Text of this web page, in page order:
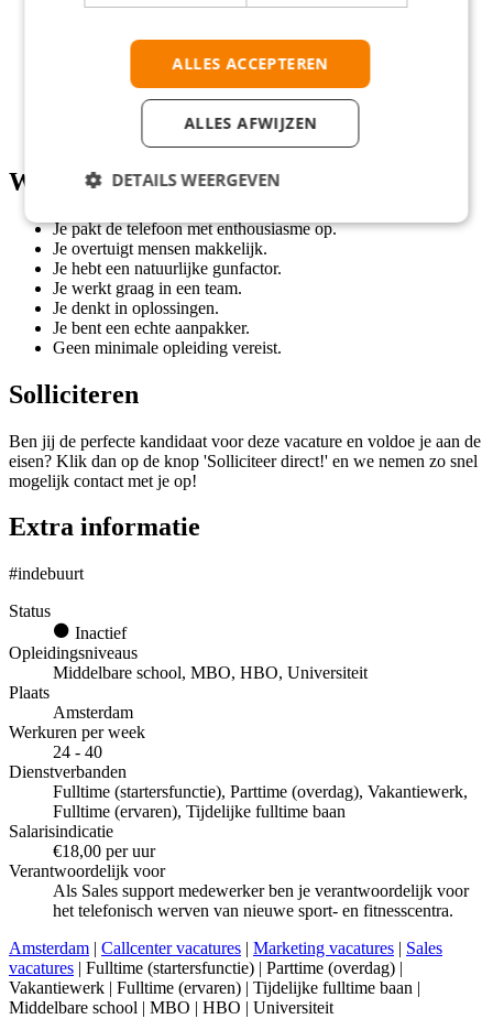
Maak direct impact op dit groeiende platform.
Werk in een energiek, hecht team.
Korte lijnen en ruimte voor eigen inbreng.
Een superleuke, intense werkperiode.
Ideaal gelegen kantoor naast station Spaklerweg.
Draag bij aan de vitaliteit van Nederland
Wat wij vragen
Je pakt de telefoon met enthousiasme op.
Je overtuigt mensen makkelijk.
Je hebt een natuurlijke gunfactor.
Je werkt graag in een team.
Je denkt in oplossingen.
Je bent een echte aanpakker.
Geen minimale opleiding vereist.
Solliciteren
Ben jij de perfecte kandidaat voor deze vacature en voldoe je aan de
eisen? Klik dan op de knop 'Solliciteer direct!' en we nemen zo snel
mogelijk contact met je op!
Extra informatie
#indebuurt
Status
Inactief
Opleidingsniveaus
Middelbare school, MBO, HBO, Universiteit
Plaats
Amsterdam
Werkuren per week
24 - 40
Dienstverbanden
Fulltime (startersfunctie), Parttime (overdag), Vakantiewerk,
Fulltime (ervaren), Tijdelijke fulltime baan
Salarisindicatie
€18,00 per uur
Verantwoordelijk voor
Als Sales support medewerker ben je verantwoordelijk voor
het telefonisch werven van nieuwe sport- en fitnesscentra.
Amsterdam | Callcenter vacatures | Marketing vacatures | Sales
vacatures | Fulltime (startersfunctie) | Parttime (overdag) |
Vakantiewerk | Fulltime (ervaren) | Tijdelijke fulltime baan |
Middelbare school | MBO | HBO | Universiteit
ALLES ACCEPTEREN
ALLES AFWIJZEN
DETAILS WEERGEVEN